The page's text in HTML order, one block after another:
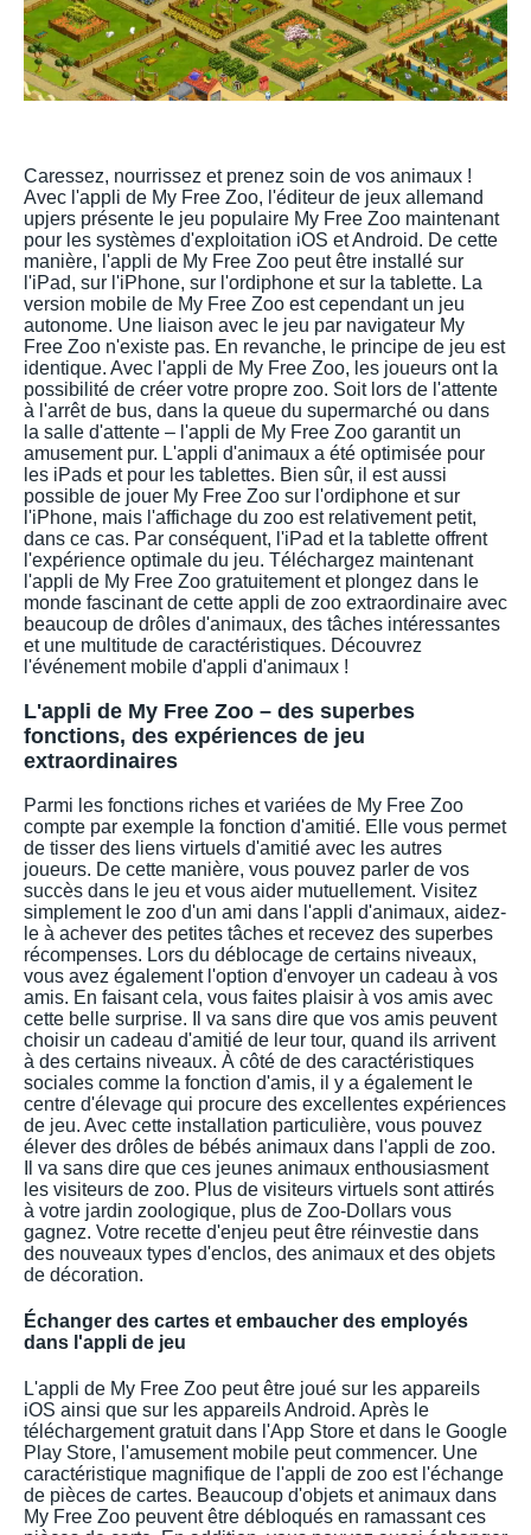
Caressez, nourrissez et prenez soin de vos animaux !
Avec l'appli de My Free Zoo, l'éditeur de jeux allemand
upjers présente le jeu populaire My Free Zoo maintenant
pour les systèmes d'exploitation iOS et Android. De cette
manière, l'appli de My Free Zoo peut être installé sur
l'iPad, sur l'iPhone, sur l'ordiphone et sur la tablette. La
version mobile de My Free Zoo est cependant un jeu
autonome. Une liaison avec le jeu par navigateur My
Free Zoo n'existe pas. En revanche, le principe de jeu est
identique. Avec l'appli de My Free Zoo, les joueurs ont la
possibilité de créer votre propre zoo. Soit lors de l'attente
à l'arrêt de bus, dans la queue du supermarché ou dans
la salle d'attente – l'appli de My Free Zoo garantit un
amusement pur. L'appli d'animaux a été optimisée pour
les iPads et pour les tablettes. Bien sûr, il est aussi
possible de jouer My Free Zoo sur l'ordiphone et sur
l'iPhone, mais l'affichage du zoo est relativement petit,
dans ce cas. Par conséquent, l'iPad et la tablette offrent
l'expérience optimale du jeu. Téléchargez maintenant
l'appli de My Free Zoo gratuitement et plongez dans le
monde fascinant de cette appli de zoo extraordinaire avec
beaucoup de drôles d'animaux, des tâches intéressantes
et une multitude de caractéristiques. Découvrez
l'événement mobile d'appli d'animaux !
L'appli de My Free Zoo – des superbes
fonctions, des expériences de jeu
extraordinaires
Parmi les fonctions riches et variées de My Free Zoo
compte par exemple la fonction d'amitié. Elle vous permet
de tisser des liens virtuels d'amitié avec les autres
joueurs. De cette manière, vous pouvez parler de vos
succès dans le jeu et vous aider mutuellement. Visitez
simplement le zoo d'un ami dans l'appli d'animaux, aidez-
le à achever des petites tâches et recevez des superbes
récompenses. Lors du déblocage de certains niveaux,
vous avez également l'option d'envoyer un cadeau à vos
amis. En faisant cela, vous faites plaisir à vos amis avec
cette belle surprise. Il va sans dire que vos amis peuvent
choisir un cadeau d'amitié de leur tour, quand ils arrivent
à des certains niveaux. À côté de des caractéristiques
sociales comme la fonction d'amis, il y a également le
centre d'élevage qui procure des excellentes expériences
de jeu. Avec cette installation particulière, vous pouvez
élever des drôles de bébés animaux dans l'appli de zoo.
Il va sans dire que ces jeunes animaux enthousiasment
les visiteurs de zoo. Plus de visiteurs virtuels sont attirés
à votre jardin zoologique, plus de Zoo-Dollars vous
gagnez. Votre recette d'enjeu peut être réinvestie dans
des nouveaux types d'enclos, des animaux et des objets
de décoration.
Échanger des cartes et embaucher des employés
dans l'appli de jeu
L'appli de My Free Zoo peut être joué sur les appareils
iOS ainsi que sur les appareils Android. Après le
téléchargement gratuit dans l'App Store et dans le Google
Play Store, l'amusement mobile peut commencer. Une
caractéristique magnifique de l'appli de zoo est l'échange
de pièces de cartes. Beaucoup d'objets et animaux dans
My Free Zoo peuvent être débloqués en ramassant ces